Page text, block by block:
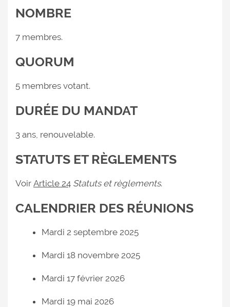
NOMBRE
7 membres.
QUORUM
5 membres votant.
DURÉE DU MANDAT
3 ans, renouvelable.
STATUTS ET RÈGLEMENTS
Voir Article 24 Statuts et règlements.
CALENDRIER DES RÉUNIONS
Mardi 2 septembre 2025
Mardi 18 novembre 2025
Mardi 17 février 2026
Mardi 19 mai 2026